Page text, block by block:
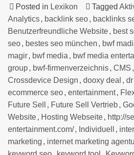
Posted in Lexikon Tagged
Analytics, backlink seo, backlinks
Benutzerfreundliche Website, best
seo, bestes seo münchen , bwf
magir, bwf media , bwf media
group, bwf-firmenverzeichnis, CMS ,
Crossdevice Design , dooxy deal ,
ecommerce seo, entertainment,
Future Sell
, Future Sell Vertrieb,
Website, Hosting Webseite, http://
entertainment.com/, Individuell ,
marketing , internet marketing